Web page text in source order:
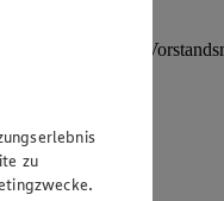
Wohler
zu